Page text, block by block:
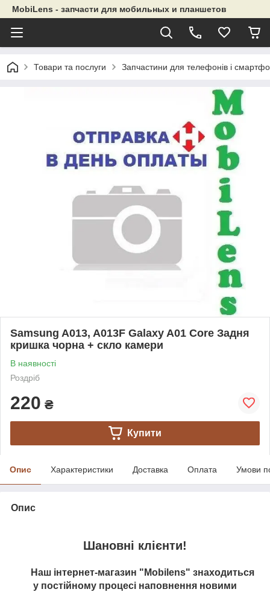
MobiLens - запчасти для мобильных и планшетов
Товари та послуги Запчастини для телефонів і
Samsung A013, A013F Galaxy A01 Core Задня
кришка чорна + скло камери
В наявності
Роздріб
220 ₴
Купити
Опис Характеристики Доставка Оплата Умови
Опис
Шановні клієнти!
Наш інтернет-магазин "Mobilens" знаходиться
у постійному процесі наповнення новими